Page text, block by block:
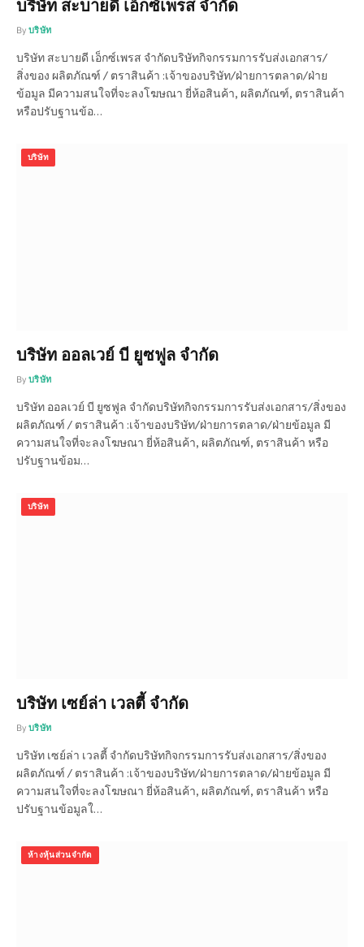
บริษัท สะบายดี เอ็กซ์เพรส จำกัด
By บริษัท
บริษัท สะบายดี เอ็กซ์เพรส จำกัดบริษัทกิจกรรมการรับส่งเอกสาร/
สิ่งของ ผลิตภัณฑ์ / ตราสินค้า :เจ้าของบริษัท/ฝ่ายการตลาด/ฝ่าย
ข้อมูล มีความสนใจที่จะลงโฆษณา ยี่ห้อสินค้า, ผลิตภัณฑ์, ตราสินค้า
หรือปรับฐานข้อ…
บริษัท
บริษัท ออลเวย์ บี ยูซฟูล จำกัด
By บริษัท
บริษัท ออลเวย์ บี ยูซฟูล จำกัดบริษัทกิจกรรมการรับส่งเอกสาร/สิ่งของ
ผลิตภัณฑ์ / ตราสินค้า :เจ้าของบริษัท/ฝ่ายการตลาด/ฝ่ายข้อมูล มี
ความสนใจที่จะลงโฆษณา ยี่ห้อสินค้า, ผลิตภัณฑ์, ตราสินค้า หรือ
ปรับฐานข้อม…
บริษัท
บริษัท เซย์ล่า เวลตี้ จำกัด
By บริษัท
บริษัท เซย์ล่า เวลตี้ จำกัดบริษัทกิจกรรมการรับส่งเอกสาร/สิ่งของ
ผลิตภัณฑ์ / ตราสินค้า :เจ้าของบริษัท/ฝ่ายการตลาด/ฝ่ายข้อมูล มี
ความสนใจที่จะลงโฆษณา ยี่ห้อสินค้า, ผลิตภัณฑ์, ตราสินค้า หรือ
ปรับฐานข้อมูลใ…
ห้างหุ้นส่วนจำกัด